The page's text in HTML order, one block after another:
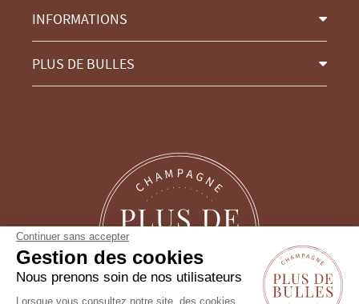
INFORMATIONS
PLUS DE BULLES
Continuer sans accepter
Gestion des cookies
Nous prenons soin de nos utilisateurs
Lorsque vous consultez notre site, des cookies